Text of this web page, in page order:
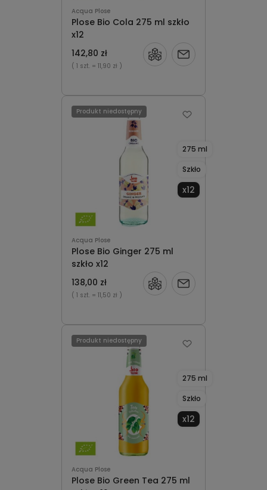
Acqua Plose
Plose Bio Cola 275 ml szkło
x12
142,80 zł
( 1 szt. = 11,90 zł )
Powiadom
Acqua Plose
Plose Bio Ginger 275 ml
szkło x12
275 ml
Szkło
x12
138,00 zł
( 1 szt. = 11,50 zł )
Produkt niedostępny
Powiadom
Acqua Plose
Plose Bio Green Tea 275 ml
275 ml
Szkło
x12
Produkt niedostępny